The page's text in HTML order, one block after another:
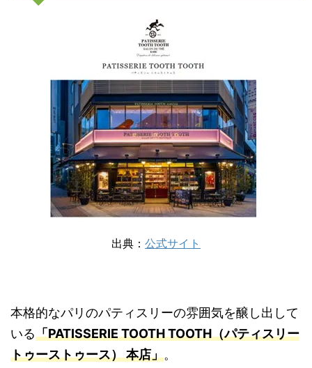
出典： 公式サイト
本格的なパリのパティスリーの雰囲気を醸し出して
いる「PATISSERIE TOOTH TOOTH（パティスリー
トゥーストゥース） 本店」。